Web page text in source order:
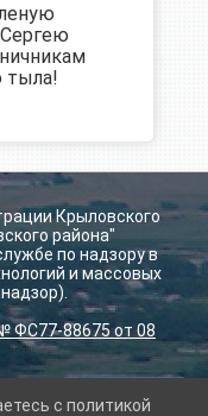
тыла!
Крыловского
района"
по надзору в
и массовых
ФС77-88675 от 08
с политикой